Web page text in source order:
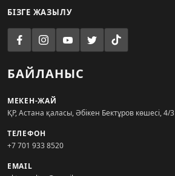
БІЗГЕ ЖАЗЫЛУ
БАЙЛАНЫС
МЕКЕН-ЖАЙ
ҚР, Астана қаласы, Әбікен Бектұров көшесі, 4/3
ТЕЛЕФОН
+7 701 933 8520
EMAIL